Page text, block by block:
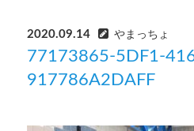
2020.09.14 やまっちょ
77173865-5DF1-
917786A2DAFF